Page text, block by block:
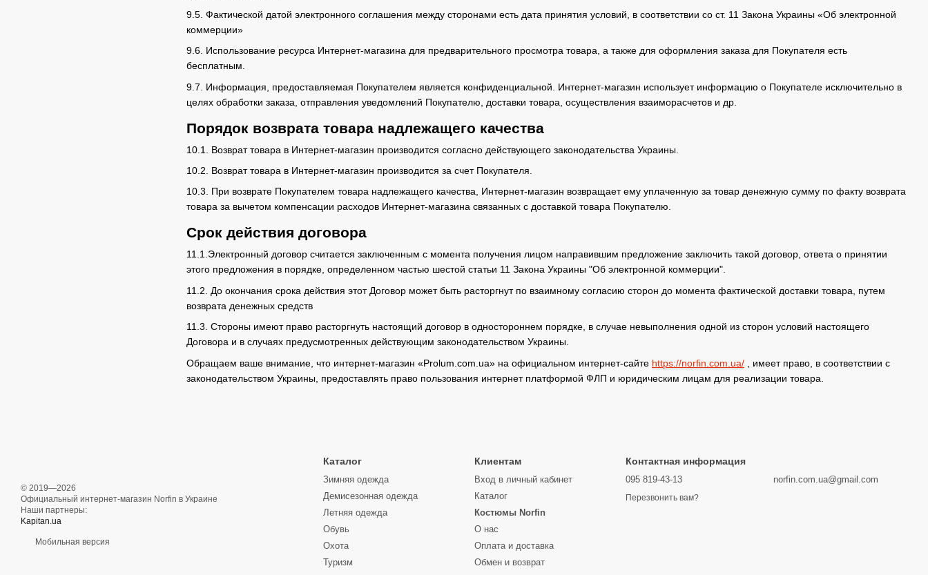
9.5. Фактической датой электронного соглашения между сторонами есть дата принятия условий, в соответствии со ст. 11 Закона Украины «Об электронной
коммерции»
9.6. Использование ресурса Интернет-магазина для предварительного просмотра товара, а также для оформления заказа для Покупателя есть
бесплатным.
9.7. Информация, предоставляемая Покупателем является конфиденциальной. Интернет-магазин использует информацию о Покупателе исключительно в
целях обработки заказа, отправления уведомлений Покупателю, доставки товара, осуществления взаиморасчетов и др.
Порядок возврата товара надлежащего качества
10.1. Возврат товара в Интернет-магазин производится согласно действующего законодательства Украины.
10.2. Возврат товара в Интернет-магазин производится за счет Покупателя.
10.3. При возврате Покупателем товара надлежащего качества, Интернет-магазин возвращает ему уплаченную за товар денежную сумму по факту возврата
товара за вычетом компенсации расходов Интернет-магазина связанных с доставкой товара Покупателю.
Срок действия договора
11.1.Электронный договор считается заключенным с момента получения лицом направившим предложение заключить такой договор, ответа о принятии
этого предложения в порядке, определенном частью шестой статьи 11 Закона Украины "Об электронной коммерции".
11.2. До окончания срока действия этот Договор может быть расторгнут по взаимному согласию сторон до момента фактической доставки товара, путем
возврата денежных средств
11.3. Стороны имеют право расторгнуть настоящий договор в одностороннем порядке, в случае невыполнения одной из сторон условий настоящего
Договора и в случаях предусмотренных действующим законодательством Украины.
Обращаем ваше внимание, что интернет-магазин «Prolum.com.ua» на официальном интернет-сайте https://norfin.com.ua/ , имеет право, в соответствии с
законодательством Украины, предоставлять право пользования интернет платформой ФЛП и юридическим лицам для реализации товара.
© 2019—2026
Официальный интернет-магазин Norfin в Украине
Наши партнеры:
Kapitan.ua
Мобильная версия
Каталог
Зимняя одежда
Демисезонная одежда
Летняя одежда
Обувь
Охота
Туризм
Клиентам
Вход в личный кабинет
Каталог
Костюмы Norfin
О нас
Оплата и доставка
Обмен и возврат
Контактная информация
095 819-43-13
Перезвонить вам?
norfin.com.ua@gmail.com